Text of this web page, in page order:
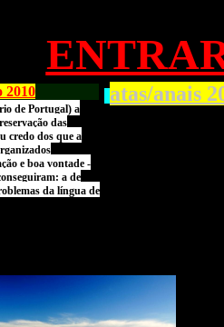
2010
de Portugal) a
das
credo dos que a
e boa vontade -
a de
da língua de
atas/anais